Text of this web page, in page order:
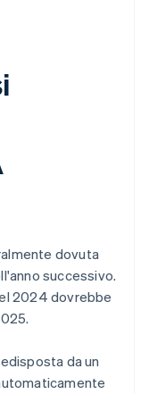
dovuta
successivo.
2024 dovrebbe
da un